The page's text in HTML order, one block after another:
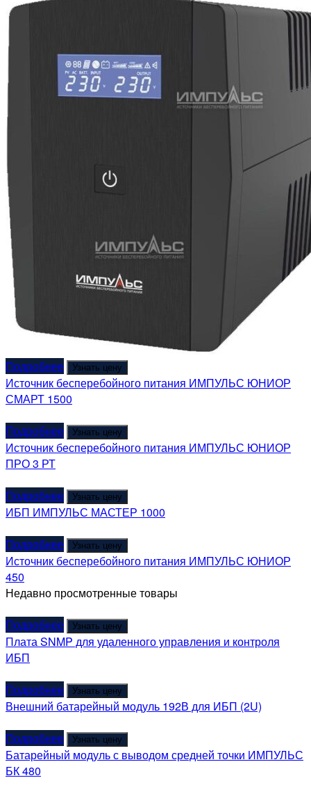
Подробнее Узнать цену
Источник бесперебойного питания ИМПУЛЬС ЮНИОР
СМАРТ 1500
Подробнее
Узнать цену
Источник бесперебойного питания ИМПУЛЬС ЮНИОР
ПРО 3 РТ
Подробнее
Узнать цену
ИБП ИМПУЛЬС МАСТЕР 1000
Подробнее
Узнать цену
Источник бесперебойного питания ИМПУЛЬС ЮНИОР
450
Недавно просмотренные товары
Подробнее
Узнать цену
Плата SNMP для удаленного управления и контроля
ИБП
Подробнее
Узнать цену
Внешний батарейный модуль 192В для ИБП (2U)
Подробнее
Узнать цену
Батарейный модуль с выводом средней точки ИМПУЛЬС
БК 480